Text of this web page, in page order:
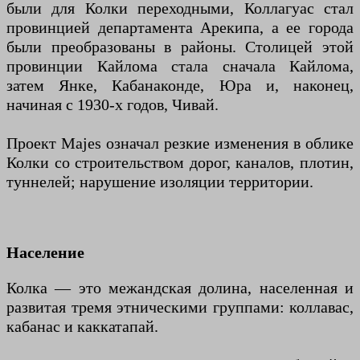
были для Колки переходными, Коллагуас стал
провинцией департамента Арекипа, а ее города
были преобразованы в районы. Столицей этой
провинции Кайлома стала сначала Кайлома,
затем Янке, Кабанаконде, Юра и, наконец,
начиная с 1930-х годов, Чивай.
Проект Majes означал резкие изменения в облике
Колки со строительством дорог, каналов, плотин,
туннелей; нарушение изоляции территории.
Население
Колка — это межандская долина, населенная и
развитая тремя этническими группами: коллавас,
кабанас и каккатапай.